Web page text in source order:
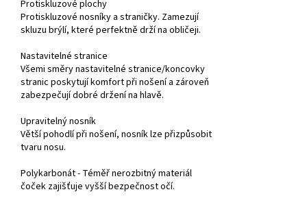
Protiskluzové plochy
Protiskluzové nosníky a straničky. Zamezují
skluzu brýlí, které perfektně drží na obličeji.
Nastavitelné stranice
Všemi směry nastavitelné stranice/koncovky
stranic poskytují komfort při nošení a zároveň
zabezpečují dobré držení na hlavě.
Upravitelný nosník
Větší pohodlí při nošení, nosník lze přizpůsobit
tvaru nosu.
Polykarbonát - Téměř nerozbitný materiál
čoček zajišťuje vyšší bezpečnost očí.